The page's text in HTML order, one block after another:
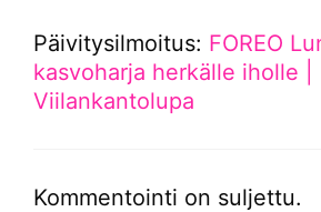
Päivitysilmoitus: FOREO
kasvoharja herkälle iholle |
Viilankantolupa
Kommentointi on suljettu.